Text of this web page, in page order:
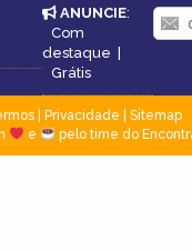
ANUNCIE:
Com
destaque
Grátis
| Privacidade
Sitemap
e pelo time do